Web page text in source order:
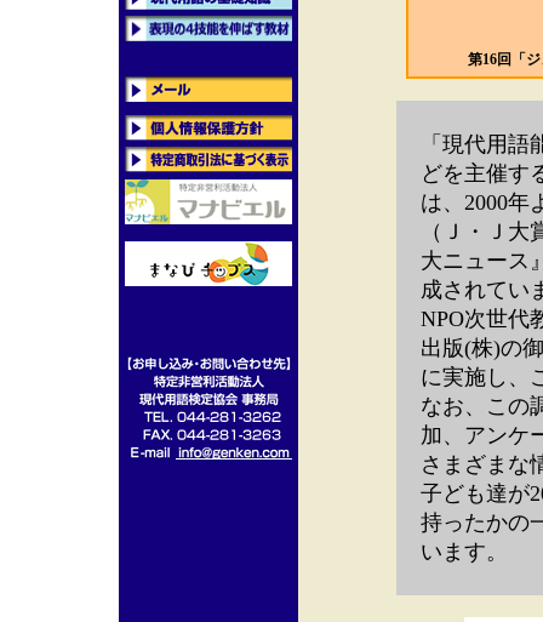
第16回「
「現代用
どを主催す
は、2000年
（Ｊ・Ｊ
大ニュース
成されてい
NPO次世代
出版(株)の
に実施し、
なお、この
加、アンケ
さまざまな
子ども達が
持ったかの
います。